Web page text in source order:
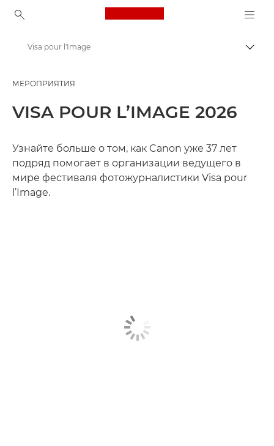
Canon Logo, back to
Visa pour l'Image
МЕРОПРИЯТИЯ
VISA POUR L’IMAGE 2026
Узнайте больше о том, как Canon уже 37 лет
подряд помогает в организации ведущего в
мире фестиваля фотожурналистики Visa pour
l’Image.